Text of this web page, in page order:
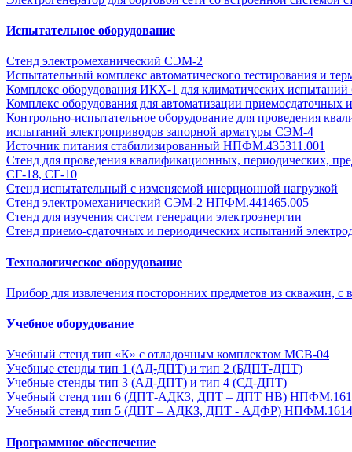
Испытательное оборудование
Стенд электромеханический СЭМ-2
Испытательный комплекс автоматического тестирования и
Комплекс оборудования ИКХ-1 для климатических испытаний
Комплекс оборудования для автоматизации
Контрольно-испытательное оборудование для проведения
испытаний электроприводов запорной арматуры СЭМ-4
Источник питания стабилизированный НПФМ.435311.001
Стенд для проведения квалификационных, периодических,
СГ-18, СГ-10
Стенд испытательный с изменяемой инерционной нагрузкой
Стенд электромеханический СЭМ-2 НПФМ.441465.005
Стенд для изучения систем генерации электроэнергии
Стенд приемо-сдаточных и периодических испытаний
Технологическое оборудование
Прибор для извлечения посторонних предметов из скважин, с
Учебное оборудование
Учебный стенд тип «К» с отладочным комплектом MCB-04
Учебные стенды тип 1 (АД-ДПТ) и тип 2 (БДПТ-ДПТ)
Учебные стенды тип 3 (АД-ДПТ) и тип 4 (СД-ДПТ)
Учебный стенд тип 6 (ДПТ-АДКЗ, ДПТ – ДПТ НВ)
Учебный стенд тип 5 (ДПТ – АДКЗ, ДПТ - АДФР)
Программное обеспечение